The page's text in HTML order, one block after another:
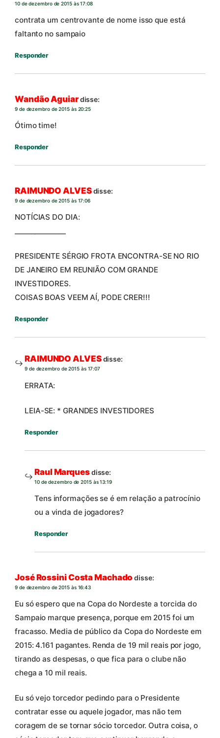
10 de dezembro de 2015 às 17:08
contrata um centrovante de nome isso que está
faltanto no sampaio
Responder
Wandão Aguiardisse:
9 de dezembro de 2015 às 20:25
Ótimo time!
Responder
RAIMUNDO ALVESdisse:
9 de dezembro de 2015 às 17:06
NOTÍCIAS DO DIA:
PRESIDENTE SÉRGIO FROTA ENCONTRA-SE NO RIO
DE JANEIRO EM REUNIÃO COM GRANDE
INVESTIDORES.
COISAS BOAS VEEM AÍ, PODE CRER!!!
Responder
RAIMUNDO ALVESdisse:
9 de dezembro de 2015 às 17:07
ERRATA:
LEIA-SE: * GRANDES INVESTIDORES
Responder
Raul Marquesdisse:
10 de dezembro de 2015 às 13:19
Tens informações se é em relação a patrocínio
ou a vinda de jogadores?
Responder
José Rossini Costa Machado disse:
9 de dezembro de 2015 às 16:43
Eu só espero que na Copa do Nordeste a torcida do
Sampaio marque presença, porque em 2015 foi um
fracasso. Media de público da Copa do Nordeste em
2015: 4.161 pagantes. Renda de 19 mil reais por jogo,
tirando as despesas, o que fica para o clube não
chega a 10 mil reais.
Eu só vejo torcedor pedindo para o Presidente
contratar esse ou aquele jogador, mas não tem
coragem de se tornar sócio torcedor. Outra coisa, o